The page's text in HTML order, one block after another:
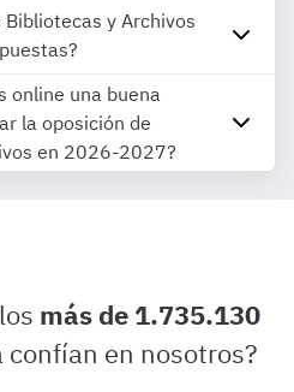
y Archivos
online una buena
la oposición de
en 2026-2027?
más de 1.735.130
en nosotros?